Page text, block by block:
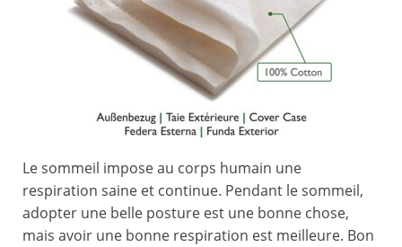
Le sommeil impose au corps humain une
respiration saine et continue. Pendant le sommeil,
adopter une belle posture est une bonne chose,
mais avoir une bonne respiration est meilleure. Bon